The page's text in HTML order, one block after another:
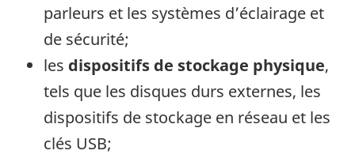
parleurs et les systèmes d’éclairage et
de sécurité;
les dispositifs de stockage physique,
tels que les disques durs externes, les
dispositifs de stockage en réseau et les
clés USB;